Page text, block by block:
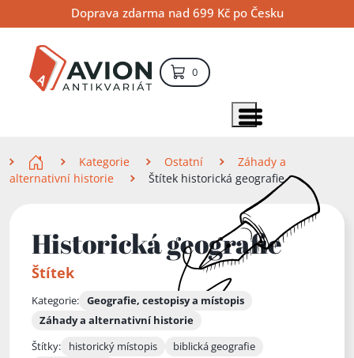
na
obsah
na
navigaci
na
vyhledávání
Doprava zdarma nad 699 Kč po Česku
0položek – košík
Zobrazit položky menu
Kategorie Ostatní
Záhady a
alternativní historie
Štítek historická geografie
Historická geografie
Štítek
Kategorie: Geografie, cestopisy a místopis
Záhady a alternativní historie
Štítky:
historický místopis
biblická geografie